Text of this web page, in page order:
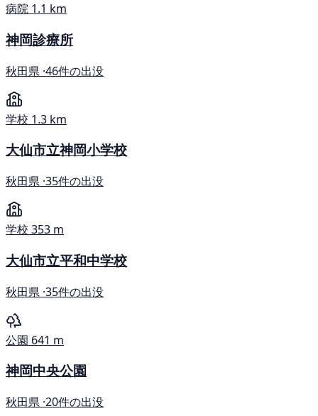
病院 1.1 km
神岡診療所
秋田県 ·46件の出没
学校 1.3 km
大仙市立神岡小学校
秋田県 ·35件の出没
学校 353 m
大仙市立平和中学校
秋田県 ·35件の出没
公園 641 m
神岡中央公園
秋田県 ·20件の出没